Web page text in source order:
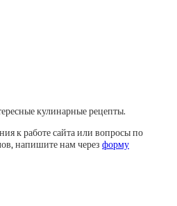
кулинарные рецепты.
к работе сайта или вопросы по
напишите нам через форму